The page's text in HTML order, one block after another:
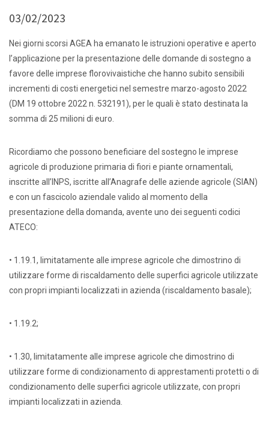
03/02/2023
Nei giorni scorsi AGEA ha emanato le istruzioni operative e aperto
l’applicazione per la presentazione delle domande di sostegno a
favore delle imprese florovivaistiche che hanno subito sensibili
incrementi di costi energetici nel semestre marzo-agosto 2022
(DM 19 ottobre 2022 n. 532191), per le quali è stato destinata la
somma di 25 milioni di euro.
Ricordiamo che possono beneficiare del sostegno le imprese
agricole di produzione primaria di fiori e piante ornamentali,
inscritte all’INPS, iscritte all’Anagrafe delle aziende agricole (SIAN)
e con un fascicolo aziendale valido al momento della
presentazione della domanda, avente uno dei seguenti codici
ATECO:
• 1.19.1, limitatamente alle imprese agricole che dimostrino di
utilizzare forme di riscaldamento delle superfici agricole utilizzate
con propri impianti localizzati in azienda (riscaldamento basale);
• 1.19.2;
• 1.30, limitatamente alle imprese agricole che dimostrino di
utilizzare forme di condizionamento di apprestamenti protetti o di
condizionamento delle superfici agricole utilizzate, con propri
impianti localizzati in azienda.